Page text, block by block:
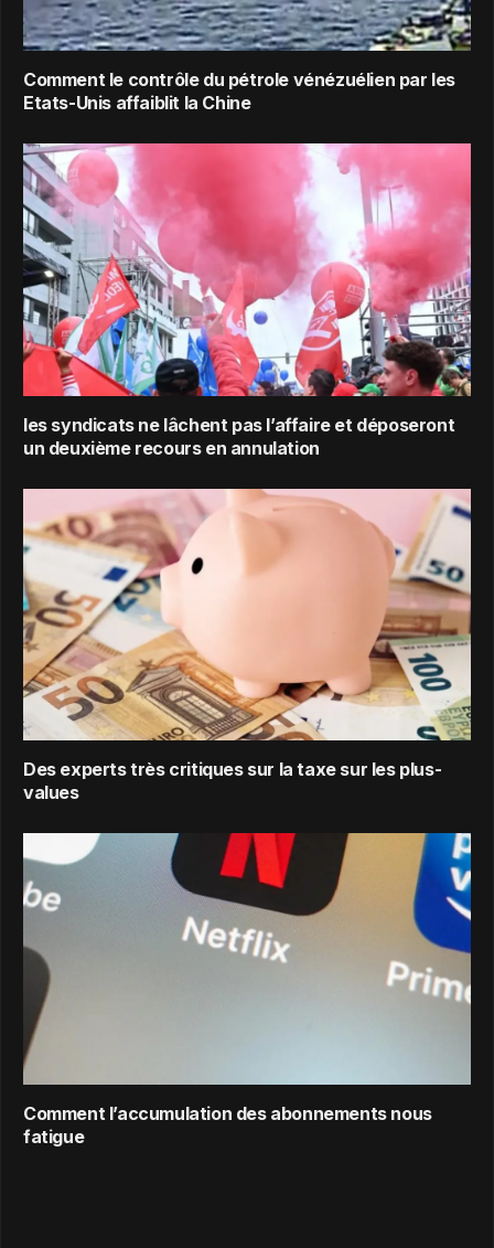
Comment le contrôle du pétrole vénézuélien par les
Etats-Unis affaiblit la Chine
les syndicats ne lâchent pas l’affaire et déposeront
un deuxième recours en annulation
Des experts très critiques sur la taxe sur les plus-
values
Comment l’accumulation des abonnements nous
fatigue